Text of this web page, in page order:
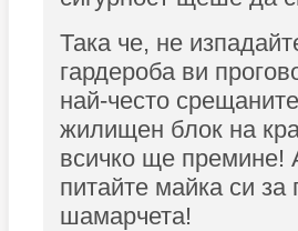
Така че, не
гардероба ви
най-често
жилищен блок на
всичко ще премине!
питайте майка си
шамарчета!